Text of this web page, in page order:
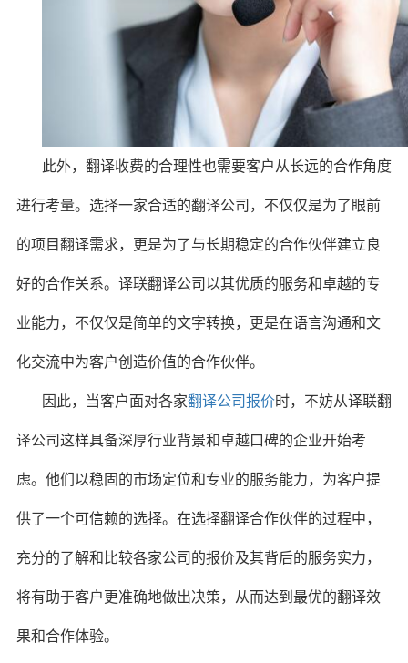
此外，翻译收费的合理性也需要客户从长远的合作角度
进行考量。选择一家合适的翻译公司，不仅仅是为了眼前
的项目翻译需求，更是为了与长期稳定的合作伙伴建立良
好的合作关系。译联翻译公司以其优质的服务和卓越的专
业能力，不仅仅是简单的文字转换，更是在语言沟通和文
化交流中为客户创造价值的合作伙伴。
因此，当客户面对各家翻译公司报价时，不妨从译联翻
译公司这样具备深厚行业背景和卓越口碑的企业开始考
虑。他们以稳固的市场定位和专业的服务能力，为客户提
供了一个可信赖的选择。在选择翻译合作伙伴的过程中，
充分的了解和比较各家公司的报价及其背后的服务实力，
将有助于客户更准确地做出决策，从而达到最优的翻译效
果和合作体验。